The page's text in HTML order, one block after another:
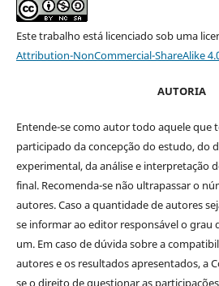
Este trabalho está licenciado sob uma
Attribution-NonCommercial-ShareAlike
AUTORIA
Entende-se como autor todo aquele que
participado da concepção do estudo, do
experimental, da análise e interpretação
final. Recomenda-se não ultrapassar o
autores. Caso a quantidade de autores
se informar ao editor responsável o grau
um. Em caso de dúvida sobre a
autores e os resultados apresentados, a
se o direito de questionar as